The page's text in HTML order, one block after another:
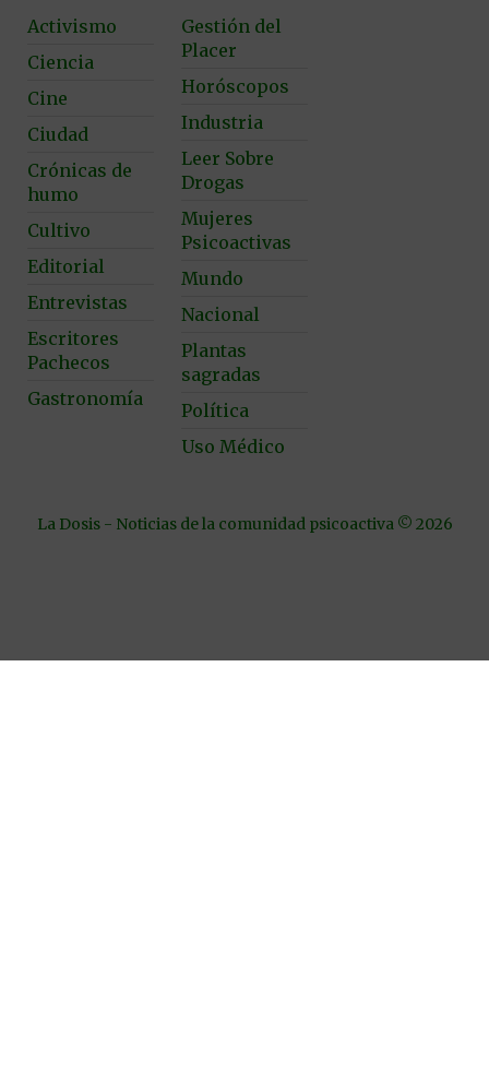
Activismo
Ciencia
Cine
Ciudad
Crónicas de
humo
Cultivo
Editorial
Entrevistas
Escritores
Pachecos
Gastronomía
Gestión del
Placer
Horóscopos
Industria
Leer Sobre
Drogas
Mujeres
Psicoactivas
Mundo
Nacional
Plantas
sagradas
Política
Uso Médico
La Dosis - Noticias de la comunidad psicoactiva © 2026